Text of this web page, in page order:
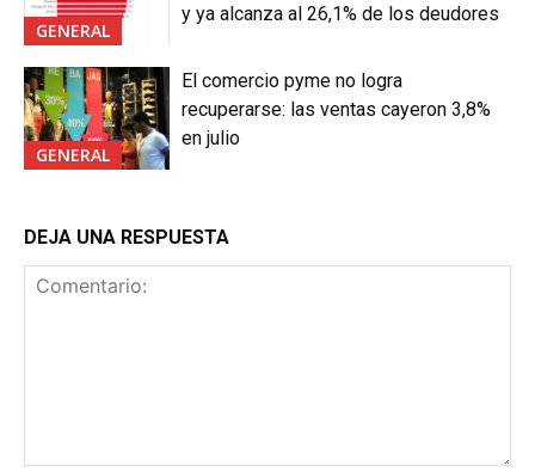
GENERAL
y ya alcanza al 26,1% de los deudores
GENERAL
El comercio pyme no logra
recuperarse: las ventas cayeron 3,8%
en julio
DEJA UNA RESPUESTA